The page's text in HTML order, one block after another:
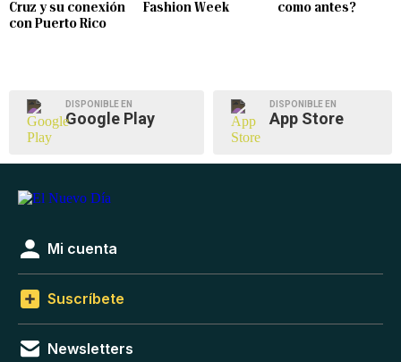
Cruz y su conexión
con Puerto Rico
Fashion Week
como antes?
DISPONIBLE EN
Google Play
DISPONIBLE EN
App Store
Mi cuenta
Suscríbete
Newsletters